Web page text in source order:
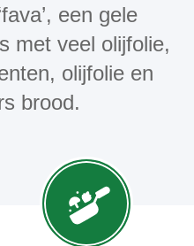
een gele
met veel olijfolie,
olijfolie en
brood.